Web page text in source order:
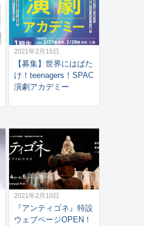
2021年2月15日
【募集】世界にはばた
け！teenagers！SPAC
演劇アカデミー
2021年2月10日
『アンティゴネ』特設
ウェブページOPEN！